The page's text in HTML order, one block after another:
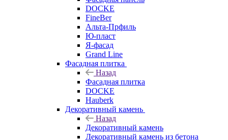
DOCKE
FineBer
Альта-Прфиль
Ю-пласт
Я-фасад
Grand Line
Фасадная плитка
Назад
Фасадная плитка
DOCKE
Hauberk
Декоративный камень
Назад
Декоративный камень
Декоративный камень из бетона